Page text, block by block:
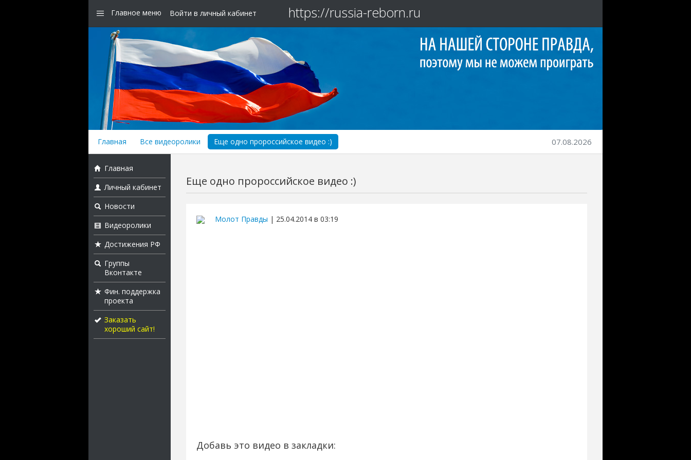
Главное меню Войти в личный кабинет https://russia-reborn.ru
Главная Все видеоролики Еще одно пророссийское видео :) 07.08.2026
Главная
Личный кабинет
Новости
Видеоролики
Достижения РФ
Группы
Вконтакте
Фин. поддержка
проекта
Заказать
хороший сайт!
Еще одно пророссийское видео :)
Молот Правды | 25.04.2014 в 03:19
Добавь это видео в закладки: